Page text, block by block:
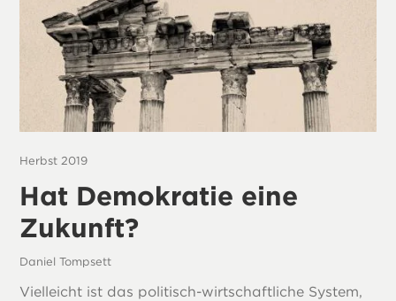
Herbst 2019
Hat Demokratie eine
Zukunft?
Daniel Tompsett
Vielleicht ist das politisch-wirtschaftliche System,